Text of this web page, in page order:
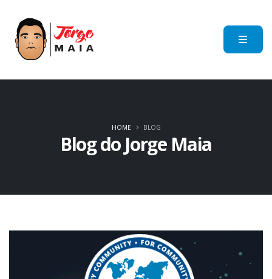
Blog do Jorge Maia
HOME BLOG